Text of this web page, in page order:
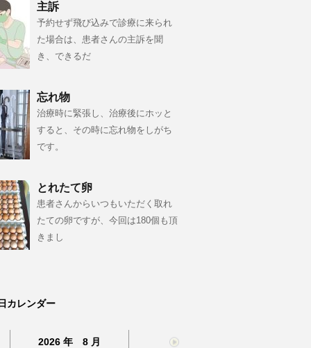
主訴
予約せず飛び込みで診療に来られ
た場合は、患者さんの主訴を聞
き、できるだ
忘れ物
治療時に緊張し、治療後にホッと
すると、その時に忘れ物をしがち
です。
とれたて卵
患者さんからいつもいただく取れ
たての卵ですが、今回は180個も頂
きまし
カレンダー
2026 年 8 月